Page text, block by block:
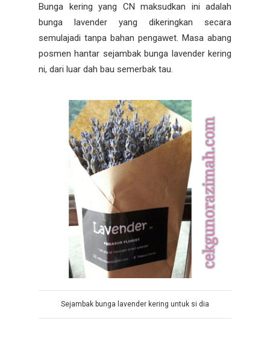
Bunga kering yang CN maksudkan ini adalah
bunga lavender yang dikeringkan secara
semulajadi tanpa bahan pengawet. Masa abang
posmen hantar sejambak bunga lavender kering
ni, dari luar dah bau semerbak tau.
Sejambak bunga lavender kering untuk si dia